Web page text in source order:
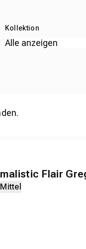
Kollektion
Flair
Mittel